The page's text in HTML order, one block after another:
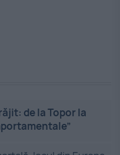
de la Topor la